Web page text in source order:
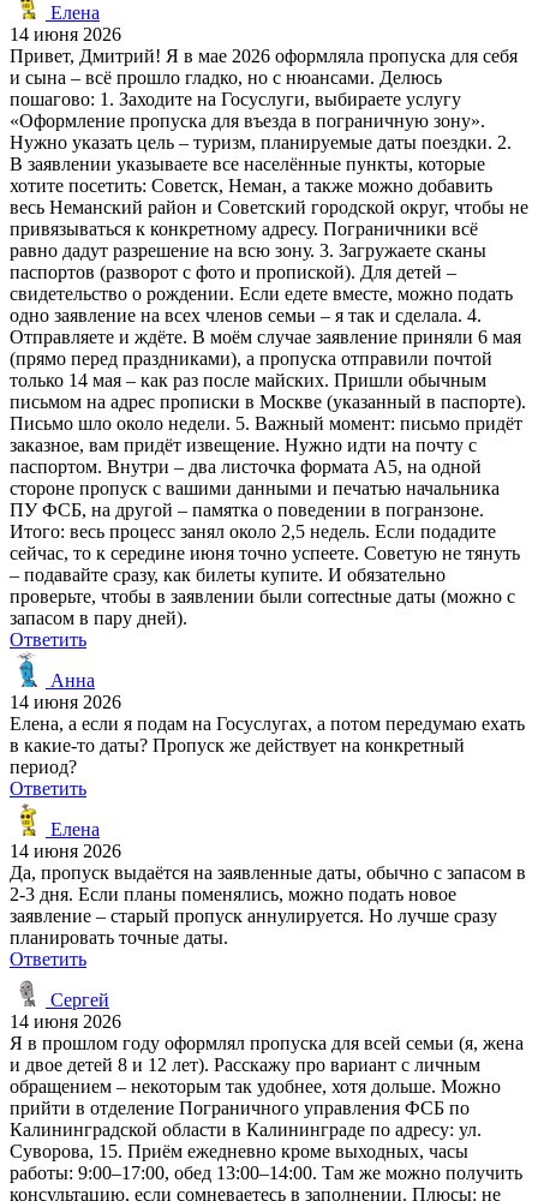
Елена
14 июня 2026
Привет, Дмитрий! Я в мае 2026 оформляла пропуска для себя
и сына – всё прошло гладко, но с нюансами. Делюсь
пошагово: 1. Заходите на Госуслуги, выбираете услугу
«Оформление пропуска для въезда в пограничную зону».
Нужно указать цель – туризм, планируемые даты поездки. 2.
В заявлении указываете все населённые пункты, которые
хотите посетить: Советск, Неман, а также можно добавить
весь Неманский район и Советский городской округ, чтобы не
привязываться к конкретному адресу. Пограничники всё
равно дадут разрешение на всю зону. 3. Загружаете сканы
паспортов (разворот с фото и пропиской). Для детей –
свидетельство о рождении. Если едете вместе, можно подать
одно заявление на всех членов семьи – я так и сделала. 4.
Отправляете и ждёте. В моём случае заявление приняли 6 мая
(прямо перед праздниками), а пропуска отправили почтой
только 14 мая – как раз после майских. Пришли обычным
письмом на адрес прописки в Москве (указанный в паспорте).
Письмо шло около недели. 5. Важный момент: письмо придёт
заказное, вам придёт извещение. Нужно идти на почту с
паспортом. Внутри – два листочка формата А5, на одной
стороне пропуск с вашими данными и печатью начальника
ПУ ФСБ, на другой – памятка о поведении в погранзоне.
Итого: весь процесс занял около 2,5 недель. Если подадите
сейчас, то к середине июня точно успеете. Советую не тянуть
– подавайте сразу, как билеты купите. И обязательно
проверьте, чтобы в заявлении были correctные даты (можно с
запасом в пару дней).
Ответить
Анна
14 июня 2026
Елена, а если я подам на Госуслугах, а потом передумаю ехать
в какие-то даты? Пропуск же действует на конкретный
период?
Ответить
Елена
14 июня 2026
Да, пропуск выдаётся на заявленные даты, обычно с запасом в
2-3 дня. Если планы поменялись, можно подать новое
заявление – старый пропуск аннулируется. Но лучше сразу
планировать точные даты.
Ответить
Сергей
14 июня 2026
Я в прошлом году оформлял пропуска для всей семьи (я, жена
и двое детей 8 и 12 лет). Расскажу про вариант с личным
обращением – некоторым так удобнее, хотя дольше. Можно
прийти в отделение Пограничного управления ФСБ по
Калининградской области в Калининграде по адресу: ул.
Суворова, 15. Приём ежедневно кроме выходных, часы
работы: 9:00–17:00, обед 13:00–14:00. Там же можно получить
консультацию, если сомневаетесь в заполнении. Плюсы: не